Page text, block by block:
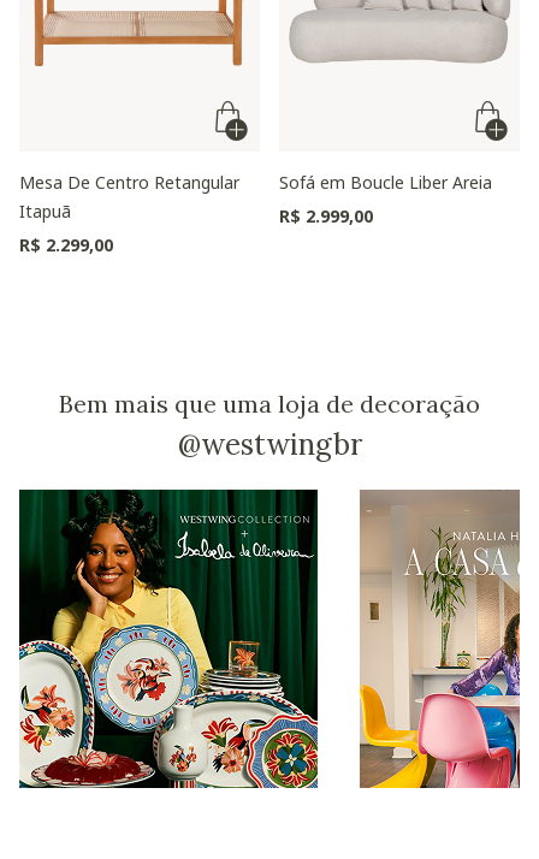
Mesa De Centro Retangular
Itapuã
R$ 2.299,00
Sofá em Boucle Liber Areia
R$ 2.999,00
Bem mais que uma loja de decoração
@westwingbr